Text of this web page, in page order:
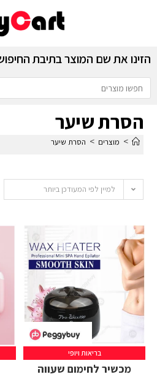
הזינו את שם המוצר בתיבת
הסרת שיער
> מוצרים > הסרת שיער
למיין לפי המעודכן ביותר
בריאות ויופי
מכשיר לחימום שעווה